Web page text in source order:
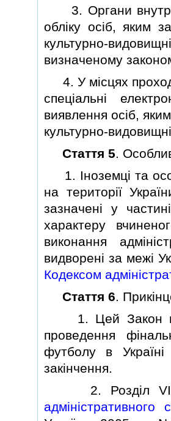
3. Органи
облiку осiб, яким
культурно-
визначеному
4. У мiсцях
спецiальнi
виявлення осiб,
культурно-
Стаття 5.
1. Iноземцi та
на територiї
зазначенi у
характеру
виконання
видворенi за межi
Кодексом
Стаття 6.
1. Цей Закон
проведення
футболу в
закiнчення.
2. Роздiл VII
адмiнiстративного